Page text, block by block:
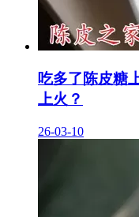
吃多了陈皮糖
上火？
26-03-10